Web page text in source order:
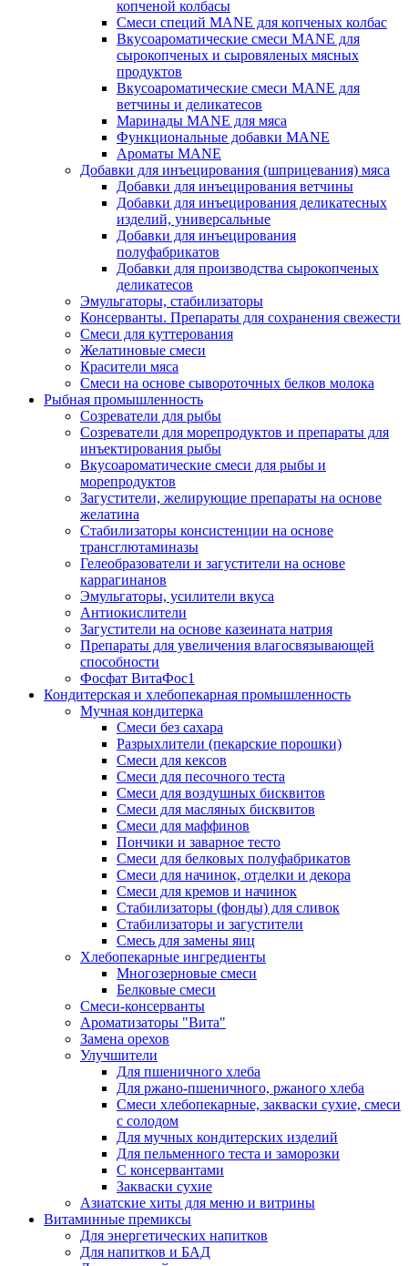
копченой колбасы
Смеси специй MANE для копченых колбас
Вкусоароматические смеси MANE для
сырокопченых и сыровяленых мясных
продуктов
Вкусоароматические смеси MANE для
ветчины и деликатесов
Маринады MANE для мяса
Функциональные добавки MANE
Ароматы MANE
Добавки для инъецирования (шприцевания) мяса
Добавки для инъецирования ветчины
Добавки для инъецирования деликатесных
изделий, универсальные
Добавки для инъецирования
полуфабрикатов
Добавки для производства сырокопченых
деликатесов
Эмульгаторы, стабилизаторы
Консерванты. Препараты для сохранения свежести
Смеси для куттерования
Желатиновые смеси
Красители мяса
Смеси на основе сывороточных белков молока
Рыбная промышленность
Созреватели для рыбы
Созреватели для морепродуктов и препараты для
инъектирования рыбы
Вкусоароматические смеси для рыбы и
морепродуктов
Загустители, желирующие препараты на основе
желатина
Стабилизаторы консистенции на основе
трансглютаминазы
Гелеобразователи и загустители на основе
каррагинанов
Эмульгаторы, усилители вкуса
Антиокислители
Загустители на основе казеината натрия
Препараты для увеличения влагосвязывающей
способности
Фосфат ВитаФос1
Кондитерская и хлебопекарная промышленность
Мучная кондитерка
Смеси без сахара
Разрыхлители (пекарские порошки)
Смеси для кексов
Смеси для песочного теста
Смеси для воздушных бисквитов
Смеси для масляных бисквитов
Смеси для маффинов
Пончики и заварное тесто
Cмеси для белковых полуфабрикатов
Смеси для начинок, отделки и декора
Смеси для кремов и начинок
Стабилизаторы (фонды) для сливок
Стабилизаторы и загустители
Смесь для замены яиц
Хлебопекарные ингредиенты
Многозерновые смеси
Белковые смеси
Смеси-консерванты
Ароматизаторы "Вита"
Замена орехов
Улучшители
Для пшеничного хлеба
Для ржано-пшеничного, ржаного хлеба
Смеси хлебопекарные, закваски сухие, смеси
с солодом
Для мучных кондитерских изделий
Для пельменного теста и заморозки
С консервантами
Закваски сухие
Азиатские хиты для меню и витрины
Витаминные премиксы
Для энергетических напитков
Для напитков и БАД